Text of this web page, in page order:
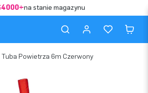
4000+na stanie magazynu
Tuba Powietrza 6m Czerwony